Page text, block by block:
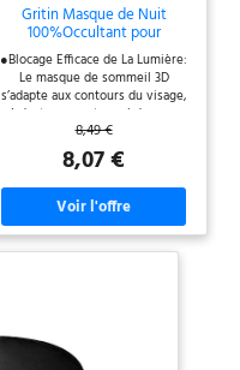
Gritin Masque de Nuit
100%Occultant pour
Hommes&Femmes Zero
Pression Design
●Blocage Efficace de La Lumière:
Le masque de sommeil 3D
s’adapte aux contours du visage,
s’adapte au pont nasal du corps
humain pour éviter efficacement
les fuites de lumière, la
conception de l’orbite intégrée
en 3D n’exerce pas de pression
sur les yeux, ce qui le rend
confortable et libre. ●Doux et
Confortable pour Dormir: Nous
utilisons des tissus doux de
●Elastique Ajustable: Le bandeau
8,49 €
8,07 €